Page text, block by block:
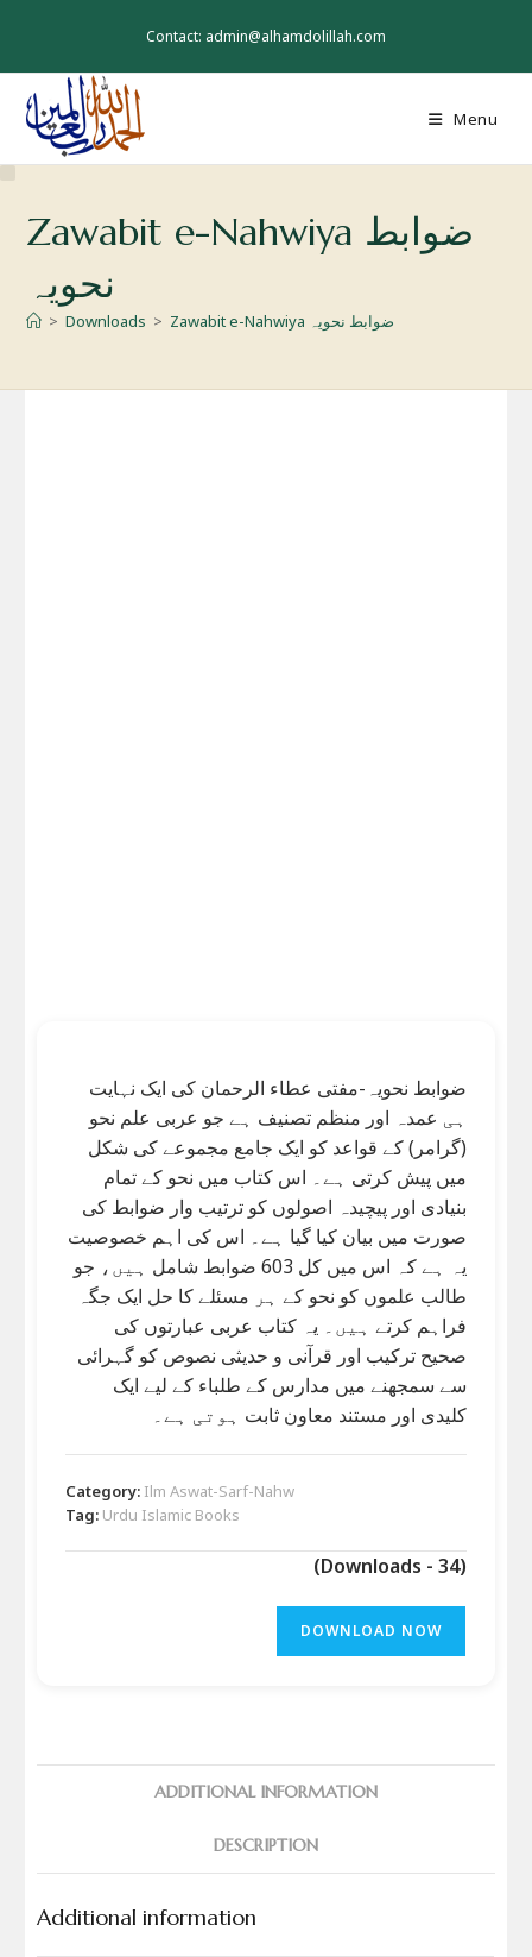
Contact: admin@alhamdolillah.com
Menu
Zawabit e-Nahwiya ضوابط
نحویہ
> Downloads > Zawabit e-Nahwiya ضوابط نحویہ
ہی عمدہ اور منظم تصنیف ہے جو عربی علم نحو
(گرامر) کے قواعد کو ایک جامع مجموعے کی شکل
میں پیش کرتی ہے۔ اس کتاب میں نحو کے تمام
بنیادی اور پیچیدہ اصولوں کو ترتیب وار ضوابط کی
صورت میں بیان کیا گیا ہے۔ اس کی اہم خصوصیت
یہ ہے کہ اس میں کل 603 ضوابط شامل ہیں، جو
طالب علموں کو نحو کے ہر مسئلے کا حل ایک جگہ
فراہم کرتے ہیں۔ یہ کتاب عربی عبارتوں کی
صحیح ترکیب اور قرآنی و حدیثی نصوص کو گہرائی
سے سمجھنے میں مدارس کے طلباء کے لیے ایک
کلیدی اور مستند معاون ثابت ہوتی ہے۔
Category: Ilm Aswat-Sarf-Nahw
Tag: Urdu Islamic Books
(Downloads - 34)
DOWNLOAD NOW
ADDITIONAL INFORMATION
DESCRIPTION
Additional information